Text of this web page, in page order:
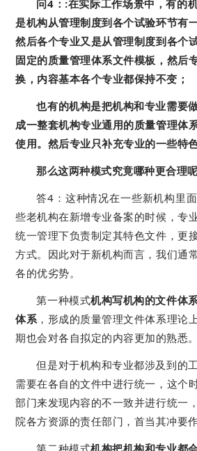
问4：:在实际工作场景中，有的
是机构从管理制度到各个试验环节有
然后各个专业又是从管理制度到各个
固定的质量管理体系文件模板，然后
换，内容基本各个专业都保持不变；
也有的机构是把机构和专业需要
成一整套机构专业通用的质量管理体
使用。然后专业只补充专业的一些特
那么这两种模式究竟哪种更合理
答4：这种情况在一些新机构里
些老机构在新增专业备案的时候，专
统一管理下负责制定其特色文件，更
方式。因此对于新机构而言，我们通
各的优劣势。
第一种模式机构写机构的文件体
体系，形成的质量管理文件体系理论
期也会对各自拟定的内容更加的熟悉。
但是对于机构和专业都涉及到的
需要在各自的文件中进行统一，这个
部门来发现内容的不一致并进行统一
院各方资源的责任部门，首当其冲要